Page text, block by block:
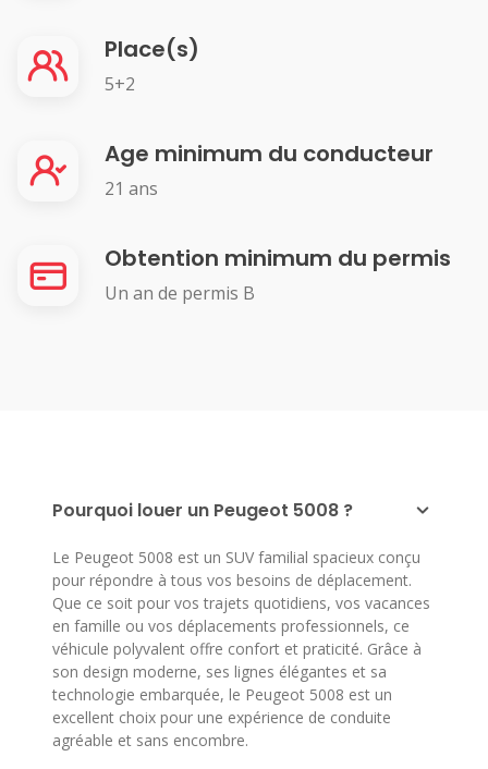
Place(s)
5+2
Age minimum du conducteur
21 ans
Obtention minimum du permis
Un an de permis B
Pourquoi louer un Peugeot 5008 ?
Le Peugeot 5008 est un SUV familial spacieux conçu
pour répondre à tous vos besoins de déplacement.
Que ce soit pour vos trajets quotidiens, vos vacances
en famille ou vos déplacements professionnels, ce
véhicule polyvalent offre confort et praticité. Grâce à
son design moderne, ses lignes élégantes et sa
technologie embarquée, le Peugeot 5008 est un
excellent choix pour une expérience de conduite
agréable et sans encombre.